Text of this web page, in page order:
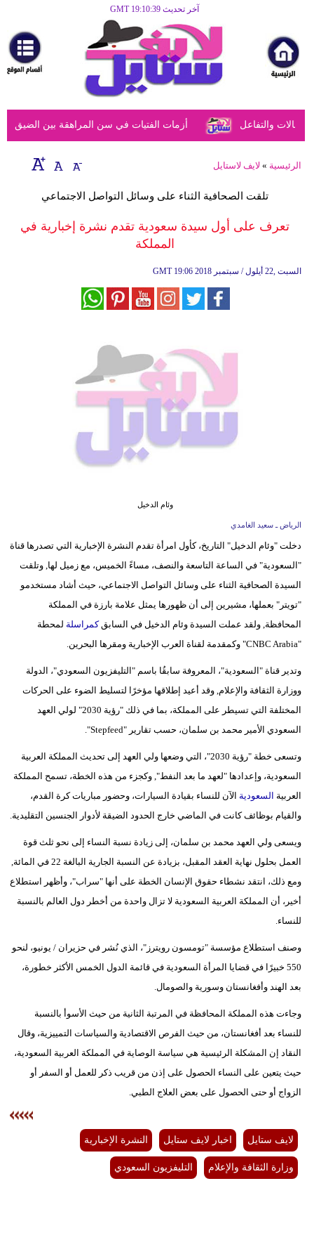
آخر تحديث GMT 19:10:39
مرأة
أزياء
أزياء
إسلامية
صحة
أزمات الفتيات في سن المراهقة بين الضيق والتفاعل
الرئيسية » لايف لاستايل
تلقت الصحافية الثناء على وسائل التواصل الاجتماعي
تعرف على أول سيدة سعودية تقدم نشرة إخبارية في
المملكة
GMT 19:06 2018 السبت ,22 أيلول / سبتمبر
وئام الدخيل
الرياض ـ سعيد الغامدي
دخلت "وئام الدخيل" التاريخ، كأول امرأة تقدم النشرة الإخبارية التي تصدرها قناة
"السعودية" في الساعة التاسعة والنصف، مساءً الخميس، مع زميل لها, وتلقت
السيدة الصحافية الثناء على وسائل التواصل الاجتماعي، حيث أشاد مستخدمو
"تويتر" بعملها، مشيرين إلى أن ظهورها يمثل علامة بارزة في المملكة
المحافظة, ولقد عملت السيدة وئام الدخيل في السابقكمراسلة لمحطة
"CNBC Arabia" وكمقدمة لقناة العرب الإخبارية ومقرها البحرين.
وتدير قناة "السعودية"، المعروفة سابقُا باسم "التليفزيون السعودي"، الدولة
ووزارة الثقافة والإعلام, وقد أعيد إطلاقها مؤخرًا لتسليط الضوء على الحركات
المختلفة التي تسيطر على المملكة، بما في ذلك "رؤية 2030" لولي العهد
السعودي الأمير محمد بن سلمان، حسب تقارير "Stepfeed".
وتسعى خطة "رؤية 2030"، التي وضعها ولي العهد إلى تحديث المملكة العربية
السعودية، وإعدادها "لعهد ما بعد النفط", وكجزء من هذه الخطة، تسمح المملكة
العربية السعودية الآن للنساء بقيادة السيارات، وحضور مباريات كرة القدم،
والقيام بوظائف كانت في الماضي خارج الحدود الضيقة لأدوار الجنسين التقليدية.
ويسعى ولي العهد محمد بن سلمان، إلى زيادة نسبة النساء إلى نحو ثلث قوة
العمل بحلول نهاية العقد المقبل، بزيادة عن النسبة الجارية البالغة 22 في المائة,
ومع ذلك، انتقد نشطاء حقوق الإنسان الخطة على أنها "سراب"، وأظهر استطلاع
أخير، أن المملكة العربية السعودية لا تزال واحدة من أخطر دول العالم بالنسبة
للنساء.
وصنف استطلاع مؤسسة "تومسون رويترز"، الذي نُشر في حزيران / يونيو، لنحو
550 خبيرًا في قضايا المرأة السعودية في قائمة الدول الخمس الأكثر خطورة،
بعد الهند وأفغانستان وسورية والصومال.
وجاءت هذه المملكة المحافظة في المرتبة الثانية من حيث الأسوأ بالنسبة
للنساء بعد أفغانستان، من حيث الفرص الاقتصادية والسياسات التمييزية، وقال
النقاد إن المشكلة الرئيسية هي سياسة الوصاية في المملكة العربية السعودية،
حيث يتعين على النساء الحصول على إذن من قريب ذكر للعمل أو السفر أو
الزواج أو حتى الحصول على بعض العلاج الطبي.
لايف ستايل اخبار لايف ستايل النشرة الإخبارية
وزارة الثقافة والإعلام التليفزيون السعودي